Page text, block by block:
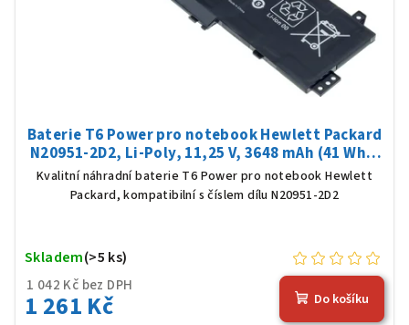
Baterie T6 Power pro notebook Hewlett Packard
N20951-2D2, Li-Poly, 11,25 V, 3648 mAh (41 Wh),
černá
Kvalitní náhradní baterie T6 Power pro notebook Hewlett
Packard, kompatibilní s číslem dílu N20951-2D2
1 042 Kč bez DPH
1 261 Kč
Skladem(>5 ks)
Do košíku